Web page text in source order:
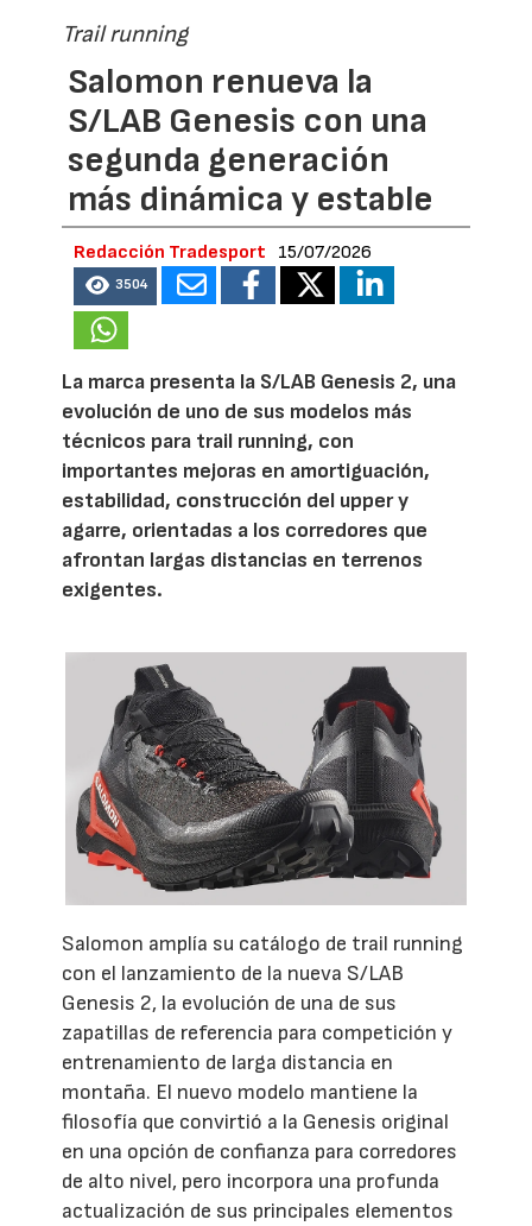
Trail running
Salomon renueva la
S/LAB Genesis con una
segunda generación
más dinámica y estable
Redacción Tradesport 15/07/2026
3504
La marca presenta la S/LAB Genesis 2, una
evolución de uno de sus modelos más
técnicos para trail running, con
importantes mejoras en amortiguación,
estabilidad, construcción del upper y
agarre, orientadas a los corredores que
afrontan largas distancias en terrenos
exigentes.
Salomon amplía su catálogo de trail running
con el lanzamiento de la nueva S/LAB
Genesis 2, la evolución de una de sus
zapatillas de referencia para competición y
entrenamiento de larga distancia en
montaña. El nuevo modelo mantiene la
filosofía que convirtió a la Genesis original
en una opción de confianza para corredores
de alto nivel, pero incorpora una profunda
actualización de sus principales elementos